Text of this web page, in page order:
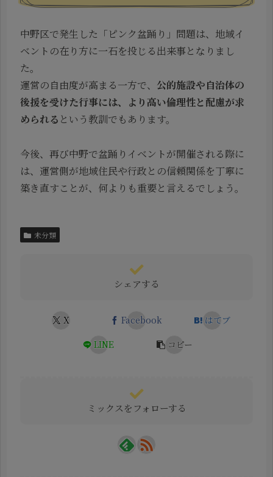
中野区で発生した「ピンク盆踊り」問題は、地域イ
ベントの在り方に一石を投じる出来事となりまし
た。
運営の自由度が高まる一方で、 公的施設や自治体の
後援を受けた行事には、より高い倫理性と配慮が求
められる という教訓でもあります。
今後、再び中野で盆踊りイベントが開催される際に
は、運営側が地域住民や行政との信頼関係を丁寧に
築き直すことが、何よりも重要と言えるでしょう。
未分類
シェアする
X Facebook
はてブ
LINE
コピー
ミックスをフォローする